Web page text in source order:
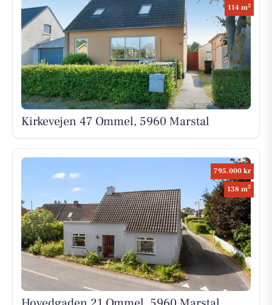
114 m2
Kirkevejen 47 Ommel, 5960 Marstal
795.000 kr
138 m2